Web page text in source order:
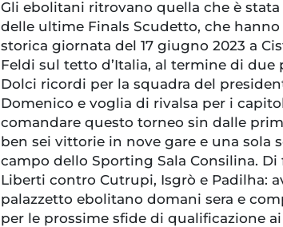
Gli ebolitani ritrovano quella che è stata
delle ultime Finals Scudetto, che
storica giornata del 17 giugno 2023 a
Feldi sul tetto d’Italia, al termine di due
Dolci ricordi per la squadra del
Domenico e voglia di rivalsa per i
comandare questo torneo sin dalle
ben sei vittorie in nove gare e una sola
campo dello Sporting Sala Consilina.
Liberti contro Cutrupi, Isgrò e Padilha:
palazzetto ebolitano domani sera e
per le prossime sfide di qualificazione